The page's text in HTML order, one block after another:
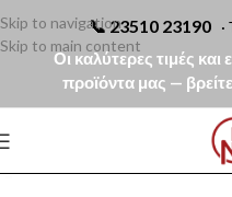
📞23510 23190
Οι καλύτερες τιμές
προϊόντα μας —
Skip to navigation
Skip to main content